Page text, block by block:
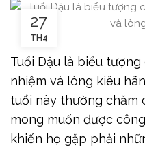
27
TH4
Tuổi Dậu là biểu
nhiệm và lòng kiêu
tuổi này thường chăm
mong muốn được
khiến họ gặp phải